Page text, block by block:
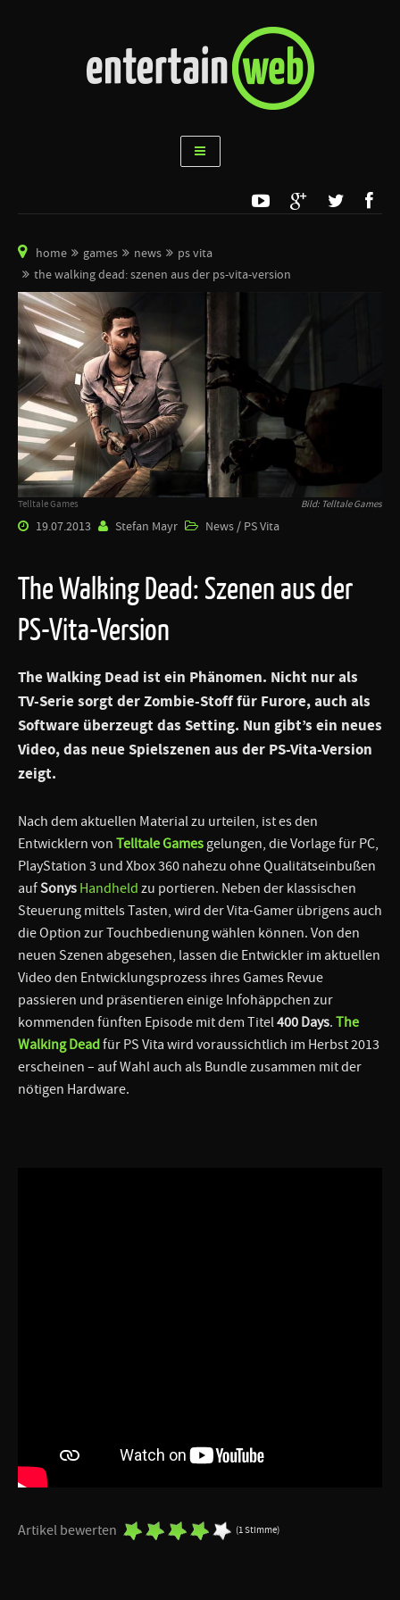
home games news
ps vita
the walking dead: szenen aus der ps-vita-version
Telltale Games Bild: Telltale Games
19.07.2013 Stefan Mayr News / PS Vita
The Walking Dead: Szenen aus der
PS-Vita-Version
The Walking Dead ist ein Phänomen. Nicht nur als
TV-Serie sorgt der Zombie-Stoff für Furore, auch als
Software überzeugt das Setting. Nun gibt’s ein neues
Video, das neue Spielszenen aus der PS-Vita-Version
zeigt.
Nach dem aktuellen Material zu urteilen, ist es den
Entwicklern von Telltale Games gelungen, die Vorlage für PC,
PlayStation 3 und Xbox 360 nahezu ohne Qualitätseinbußen
aufSonys Handheld zu portieren. Neben der klassischen
Steuerung mittels Tasten, wird der Vita-Gamer übrigens auch
die Option zur Touchbedienung wählen können. Von den
neuen Szenen abgesehen, lassen die Entwickler im aktuellen
Video den Entwicklungsprozess ihres Games Revue
passieren und präsentieren einige Infohäppchen zur
kommenden fünften Episode mit dem Titel400 Days. The
Walking Deadfür PS Vita wird voraussichtlich im Herbst 2013
erscheinen – auf Wahl auch als Bundle zusammen mit der
nötigen Hardware.
Artikel bewerten (1 Stimme)